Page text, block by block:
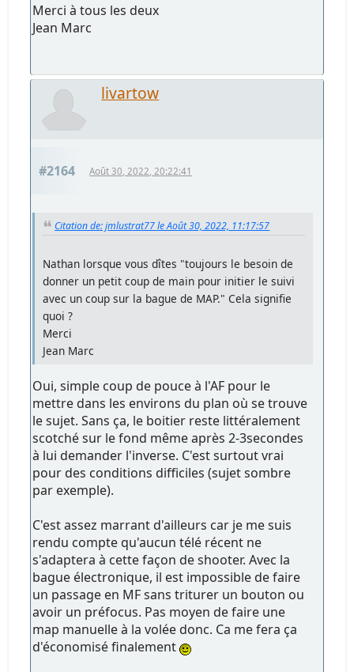
Merci à tous les deux
Jean Marc
livartow
#2164 Août 30, 2022, 20:22:41
Citation de: jmlustrat77 le Août 30, 2022, 11:17:57
Nathan lorsque vous dîtes "toujours le besoin de
donner un petit coup de main pour initier le suivi
avec un coup sur la bague de MAP." Cela signifie
quoi ?
Merci
Jean Marc
Oui, simple coup de pouce à l'AF pour le
mettre dans les environs du plan où se trouve
le sujet. Sans ça, le boitier reste littéralement
scotché sur le fond même après 2-3secondes
à lui demander l'inverse. C'est surtout vrai
pour des conditions difficiles (sujet sombre
par exemple).
C'est assez marrant d'ailleurs car je me suis
rendu compte qu'aucun télé récent ne
s'adaptera à cette façon de shooter. Avec la
bague électronique, il est impossible de faire
un passage en MF sans triturer un bouton ou
avoir un préfocus. Pas moyen de faire une
map manuelle à la volée donc. Ca me fera ça
d'économisé finalement